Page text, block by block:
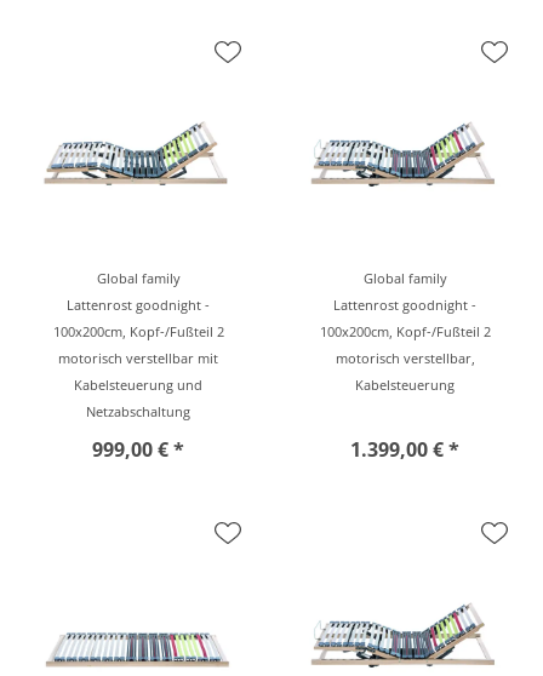
Global family
Lattenrost goodnight -
100x200cm, Kopf-/Fußteil 2
motorisch verstellbar mit
Kabelsteuerung und
Netzabschaltung
999,00 € *
Global family
Lattenrost goodnight -
100x200cm, Kopf-/Fußteil 2
motorisch verstellbar,
Kabelsteuerung
1.399,00 € *